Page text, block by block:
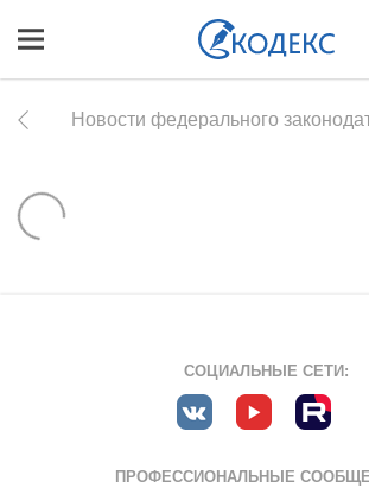
Новости федерального
СОЦИАЛЬНЫЕ СЕТИ:
ПРОФЕССИОНАЛЬНЫЕ